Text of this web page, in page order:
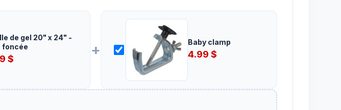
de gel 20" x 24" -
foncée
$
+ Baby clamp
4.99 $